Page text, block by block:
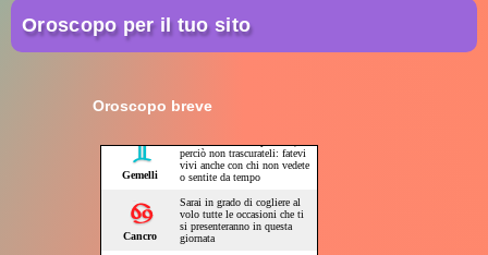
Oroscopo per il tuo sito
Oroscopo breve